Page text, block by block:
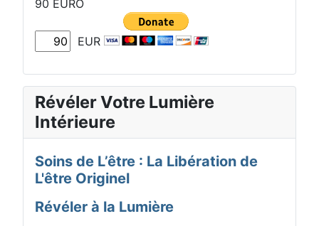
90 EURO
EUR
Révéler Votre Lumière
Intérieure
Soins de L’être : La Libération de
L'être Originel
Révéler à la Lumière